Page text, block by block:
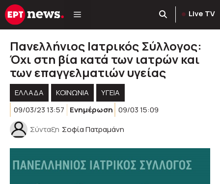
Μετάβαση
σε
Live TV
Πανελλήνιος Ιατρικός Σύλλογος:
Όχι στη βία κατά των ιατρών και
των επαγγελματιών υγείας
ΕΛΛΑΔΑ ΚΟΙΝΩΝΊΑ
ΥΓΕΊΑ
09/03/23 13:57
Ενημέρωση 09/03 15:09
Σύνταξη Σοφία Πατραμάνη